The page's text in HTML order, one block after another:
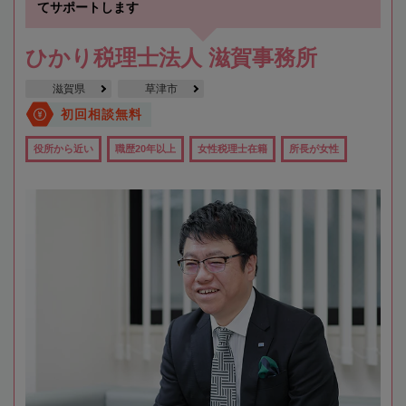
てサポートします
ひかり税理士法人 滋賀事務所
滋賀県 草津市
初回相談無料
役所から近い 職歴20年以上 女性税理士在籍 所長が女性